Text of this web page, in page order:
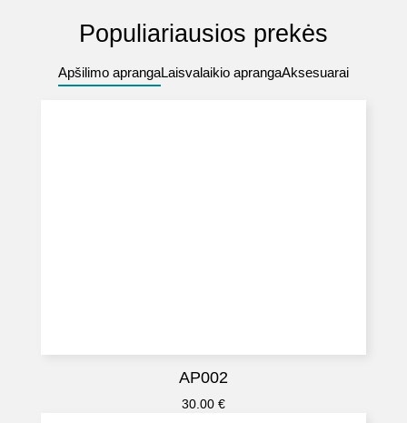
Populiariausios prekės
Apšilimo aprangaLaisvalaikio aprangaAksesuarai
AP002
30.00 €